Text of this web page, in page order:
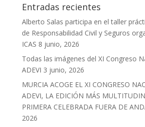
Entradas recientes
Alberto Salas participa en el taller
de Responsabilidad Civil y Seguros
ICAS 8 junio, 2026
Todas las imágenes del XI Congreso
ADEVI 3 junio, 2026
MURCIA ACOGE EL XI CONGRESO
ADEVI, LA EDICIÓN MÁS
PRIMERA CELEBRADA FUERA DE
2026